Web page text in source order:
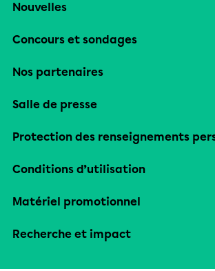
Nouvelles
Concours et sondages
Nos partenaires
Salle de presse
Protection des renseignements
Conditions d’utilisation
Matériel promotionnel
Recherche et impact